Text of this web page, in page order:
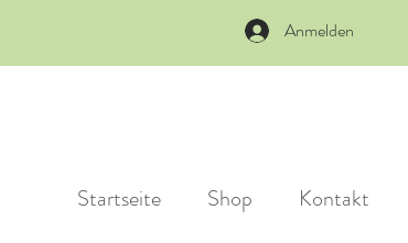
Anmelden
Startseite Shop Kontakt